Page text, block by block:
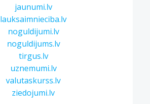
jaunumi.lv
lauksaimnieciba.lv
noguldijumi.lv
noguldijums.lv
tirgus.lv
uznemumi.lv
valutaskurss.lv
ziedojumi.lv